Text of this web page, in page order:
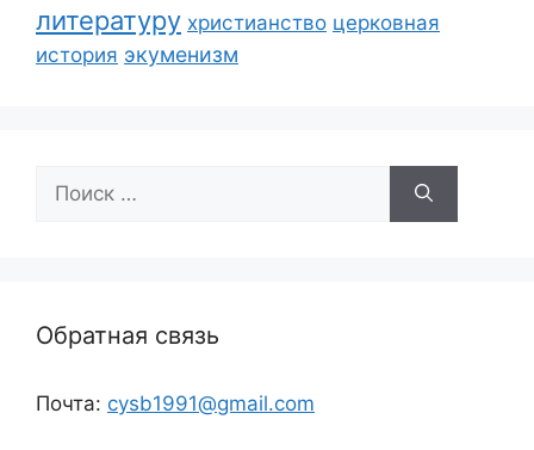
литературу христианство церковная
история экуменизм
Поиск:
Обратная связь
Почта: cysb1991@gmail.com